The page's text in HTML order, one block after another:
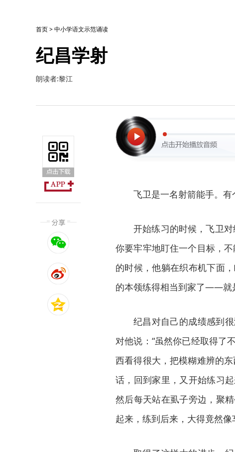
首页>中小学语文示范诵读
纪昌学射
朗读者:黎江
飞卫是一名射箭能手。有
开始练习的时候，飞卫对
你要牢牢地盯住一个目标，
的时候，他躺在织布机下面
的本领练得相当到家了——就
纪昌对自己的成绩感到
对他说：“虽然你已经取得了
西看得很大，把模糊难辨的
话，回到家里，又开始练习
然后每天站在虱子旁边，聚
起来，练到后来，大得竟然像